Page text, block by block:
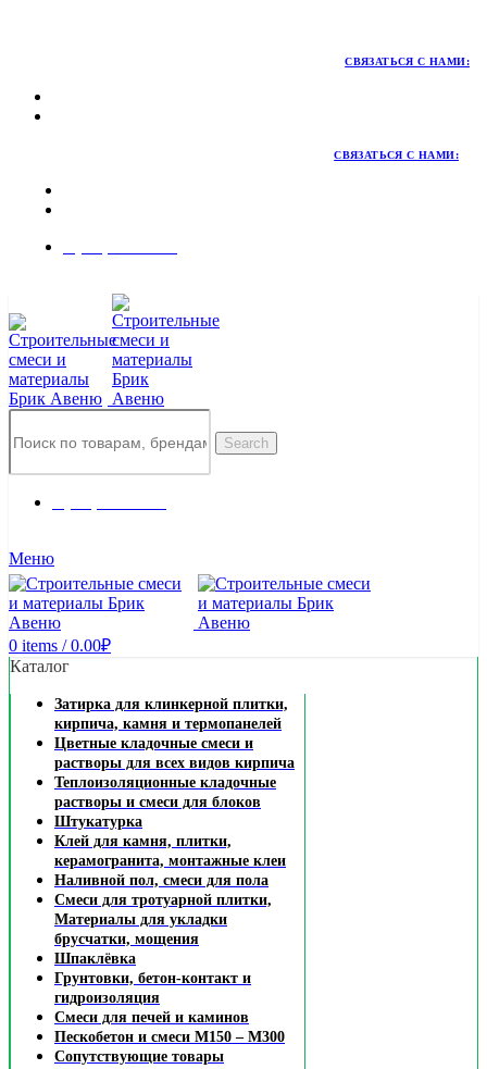
СВЯЗАТЬСЯ С НАМИ:
СВЯЗАТЬСЯ С НАМИ:
Search
Меню
0 items / 0.00₽
Каталог
Затирка для клинкерной плитки,
кирпича, камня и термопанелей
Цветные кладочные смеси и
растворы для всех видов кирпича
Теплоизоляционные кладочные
растворы и смеси для блоков
Штукатурка
Клей для камня, плитки,
керамогранита, монтажные клеи
Наливной пол, смеси для пола
Смеси для тротуарной плитки,
Материалы для укладки
брусчатки, мощения
Шпаклёвка
Грунтовки, бетон-контакт и
гидроизоляция
Смеси для печей и каминов
Пескобетон и смеси М150 – М300
Сопутствующие товары